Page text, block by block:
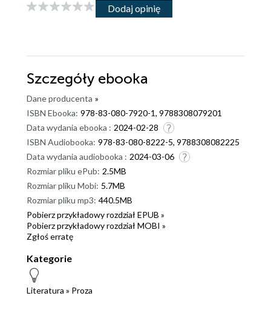
Dodaj opinię
Szczegóły ebooka
Dane producenta »
ISBN Ebooka: 978-83-080-7920-1, 9788308079201
Data wydania ebooka : 2024-02-28
ISBN Audiobooka: 978-83-080-8222-5, 9788308082225
Data wydania audiobooka : 2024-03-06
Rozmiar pliku ePub: 2.5MB
Rozmiar pliku Mobi: 5.7MB
Rozmiar pliku mp3: 440.5MB
Pobierz przykładowy rozdział EPUB »
Pobierz przykładowy rozdział MOBI »
Zgłoś erratę
Kategorie
Literatura » Proza